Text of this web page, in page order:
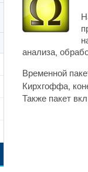
анализа,
Временной
Кирхгоффа,
Также пакет